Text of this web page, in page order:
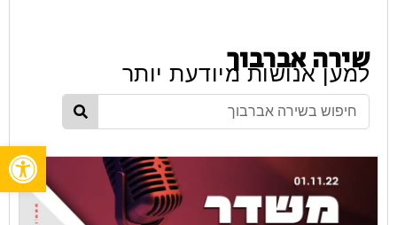
שירה אברבוך
למען אנושות מיודעת יותר